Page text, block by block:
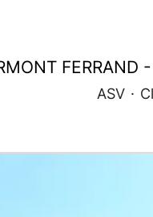
FERRAND
ASV ·